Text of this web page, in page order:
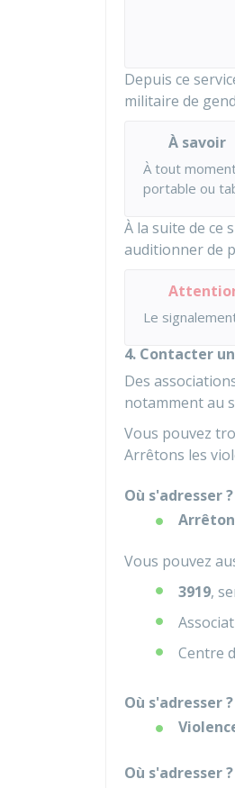
Depuis ce
militaire de
À savoir
À tout
portable ou
À la suite de ce
auditionner de
Le
4. Contacter
Des
notamment au
Vous pouvez
Arrêtons les
Où s'adresser ?
Vous pouvez
3919,
Centre
Où s'adresser ?
Où s'adresser ?